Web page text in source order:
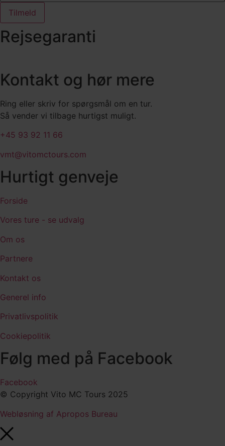
Tilmeld
Rejsegaranti
Kontakt og hør mere
Ring eller skriv for spørgsmål om en tur.
Så vender vi tilbage hurtigst muligt.
+45 93 92 11 66
vmt@vitomctours.com
Hurtigt genveje
Forside
Vores ture - se udvalg
Om os
Partnere
Kontakt os
Generel info
Privatlivspolitik
Cookiepolitik
Følg med på Facebook
Facebook
© Copyright Vito MC Tours 2025
Webløsning af Apropos Bureau